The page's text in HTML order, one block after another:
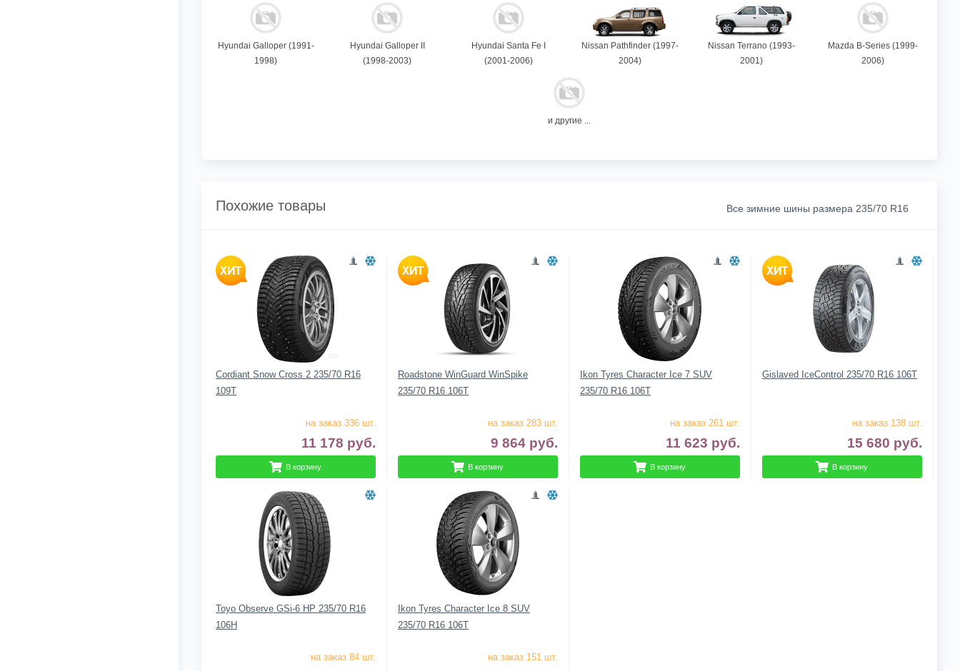
Hyundai Galloper (1991-
1998)
Hyundai Galloper II
(1998-2003)
Hyundai Santa Fe I
(2001-2006)
Nissan Pathfinder (1997-
2004)
Nissan Terrano (1993-
2001)
Mazda B-Series (1999-
2006)
и другие ...
Похожие товары Все зимние шины размера 235/70 R16
Cordiant Snow Cross 2 235/70 R16
109T
на заказ 336 шт.
11 178 руб.
В корзину
Roadstone WinGuard WinSpike
235/70 R16 106T
на заказ 283 шт.
9 864 руб.
В корзину
Ikon Tyres Character Ice 7 SUV
235/70 R16 106T
на заказ 261 шт.
11 623 руб.
В корзину
Gislaved IceControl 235/70 R16 106T
на заказ 138 шт.
15 680 руб.
В корзину
Toyo Observe GSi-6 HP 235/70 R16
106H
на заказ 84 шт.
Ikon Tyres Character Ice 8 SUV
235/70 R16 106T
на заказ 151 шт.